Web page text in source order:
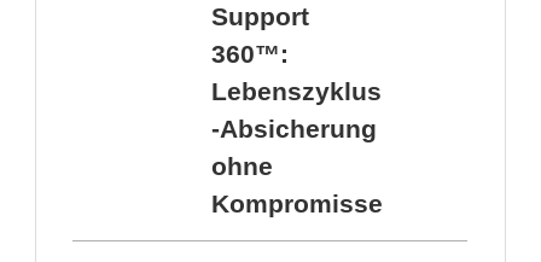
Support
360™:
Lebenszyklus
-Absicherung
ohne
Kompromisse